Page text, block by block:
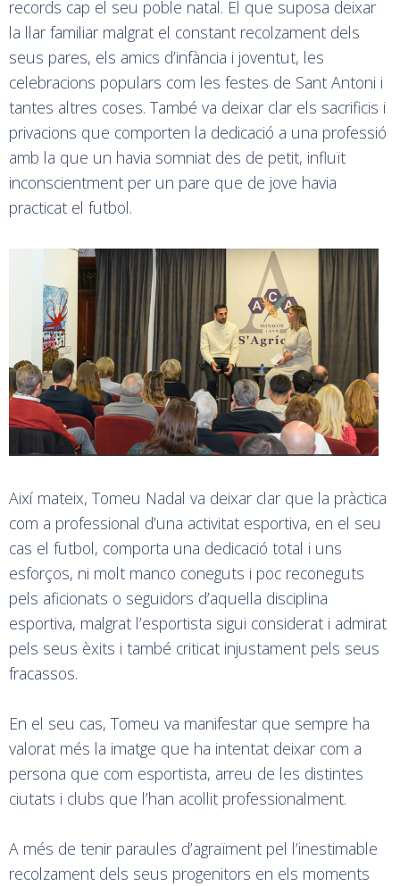
records cap el seu poble natal. El que suposa deixar
la llar familiar malgrat el constant recolzament dels
seus pares, els amics d’infància i joventut, les
celebracions populars com les festes de Sant Antoni i
tantes altres coses. També va deixar clar els sacrificis i
privacions que comporten la dedicació a una professió
amb la que un havia somniat des de petit, influït
inconscientment per un pare que de jove havia
practicat el futbol.
Així mateix, Tomeu Nadal va deixar clar que la pràctica
com a professional d’una activitat esportiva, en el seu
cas el futbol, comporta una dedicació total i uns
esforços, ni molt manco coneguts i poc reconeguts
pels aficionats o seguidors d’aquella disciplina
esportiva, malgrat l’esportista sigui considerat i admirat
pels seus èxits i també criticat injustament pels seus
fracassos.
En el seu cas, Tomeu va manifestar que sempre ha
valorat més la imatge que ha intentat deixar com a
persona que com esportista, arreu de les distintes
ciutats i clubs que l’han acollit professionalment.
A més de tenir paraules d’agraïment pel l’inestimable
recolzament dels seus progenitors en els moments